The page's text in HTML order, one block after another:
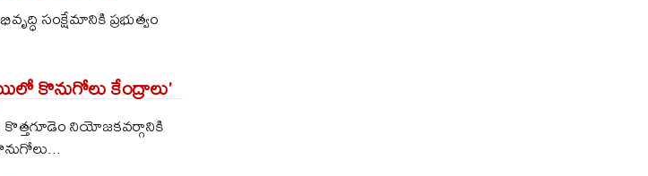
సంక్షేమానికి ప్రభుత్వం
కొనుగోలు కేంద్రాలు’
కొత్తగూడెం నియోజకవర్గానికి